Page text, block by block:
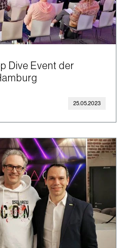
Dive Event der
25.05.2023